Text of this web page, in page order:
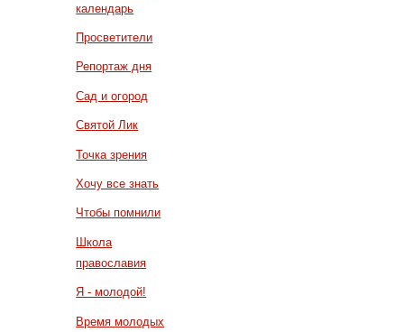
календарь
Просветители
Репортаж дня
Сад и огород
Святой Лик
Точка зрения
Хочу все знать
Чтобы помнили
Школа
православия
Я - молодой!
Время молодых